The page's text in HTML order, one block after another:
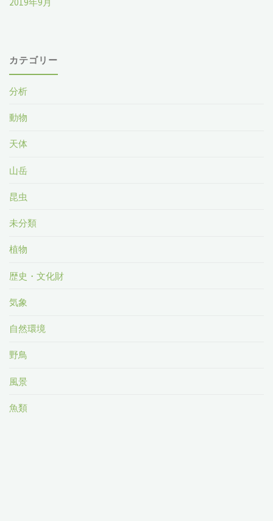
カテゴリー
分析
動物
天体
山岳
昆虫
未分類
植物
歴史・文化財
気象
自然環境
野鳥
風景
魚類